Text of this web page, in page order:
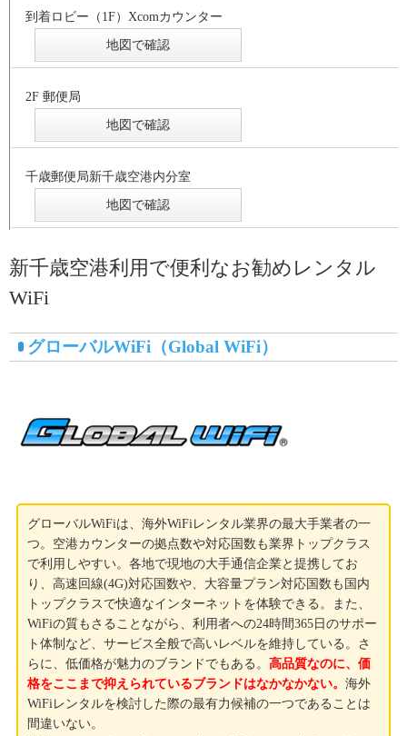
到着ロビー（1F）Xcomカウンター
地図で確認
2F 郵便局
地図で確認
千歳郵便局新千歳空港内分室
地図で確認
新千歳空港利用で便利なお勧めレンタル
WiFi
グローバルWiFi（Global WiFi）
グローバルWiFiは、海外WiFiレンタル業界の最大手業者の一
つ。空港カウンターの拠点数や対応国数も業界トップクラス
で利用しやすい。各地で現地の大手通信企業と提携してお
り、高速回線(4G)対応国数や、大容量プラン対応国数も国内
トップクラスで快適なインターネットを体験できる。また、
WiFiの質もさることながら、利用者への24時間365日のサポー
ト体制など、サービス全般で高いレベルを維持している。さ
らに、低価格が魅力のブランドでもある。高品質なのに、価
格をここまで抑えられているブランドはなかなかない。海外
WiFiレンタルを検討した際の最有力候補の一つであることは
間違いない。